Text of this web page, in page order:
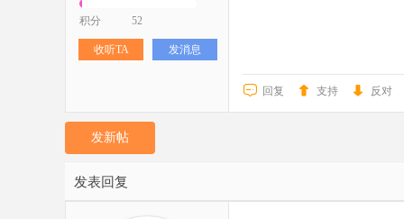
积分 52
收听TA 发消息
回复 支持 反对
发新帖
发表回复